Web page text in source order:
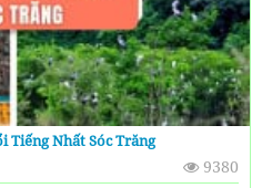
Tiếng Nhất Sóc Trăng
9380